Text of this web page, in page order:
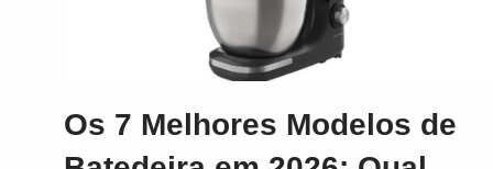
Os 7 Melhores Modelos de